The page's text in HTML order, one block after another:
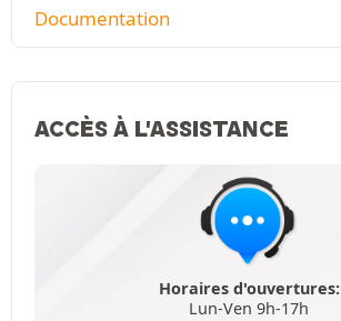
Documentation
ACCÈS À L'ASSISTANCE
Horaires d'ouvertures:
Lun-Ven 9h-17h